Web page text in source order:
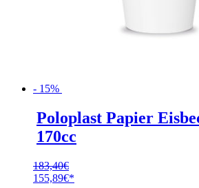
- 15%
Poloplast Papier
170cc
183,40€
Ursprünglicher
155,89€